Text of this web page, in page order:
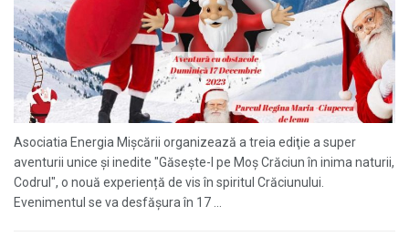
Asociatia Energia Mișcării organizează a treia ediţie a super
aventurii unice și inedite "Găsește-l pe Moș Crăciun în inima naturii,
Codrul", o nouă experiență de vis în spiritul Crăciunului.
Evenimentul se va desfăşura în 17 ...